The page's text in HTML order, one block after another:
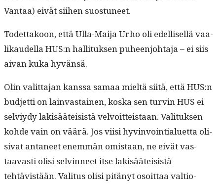
Van­taa) eivät siihen suostuneet.
Todet­takoon, että Ulla-Mai­ja Urho oli edel­lisel­lä vaa­
likaudel­la HUS:n hal­li­tuk­sen puheen­jo­hta­ja – ei siis
aivan kuka hyvänsä.
Olin valit­ta­jan kanssa samaa mieltä siitä, että HUS:n
bud­jet­ti on lain­vas­tainen, kos­ka sen turvin HUS ei
selviy­dy lak­isäätei­sistä velvoit­teis­taan. Val­i­tuk­sen
kohde vain on väärä. Jos viisi hyv­in­voin­tialuet­ta oli­
si­vat anta­neet enem­män omis­taan, ne eivät vas­
taavasti olisi selvin­neet itse lak­isäätei­sistä
tehtävistään. Val­i­tus olisi pitänyt osoit­taa val­tio­